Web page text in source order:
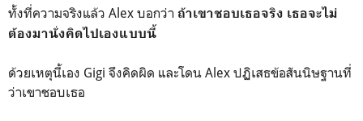
ทั้งที่ความจริงแล้ว Alex บอกว่า ถ้าเขาชอบเธอจริง เธอจะไม่
ต้องมานั่งคิดไปเองแบบนี้
ด้วยเหตุนี้เอง Gigi จึงคิดผิด และโดน Alex ปฏิเสธข้อสันนิษฐานที่
ว่าเขาชอบเธอ